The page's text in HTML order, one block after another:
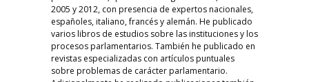
2005 y 2012, con presencia de expertos nacionales,
españoles, italiano, francés y alemán. He publicado
varios libros de estudios sobre las instituciones y los
procesos parlamentarios. También he publicado en
revistas especializadas con artículos puntuales
sobre problemas de carácter parlamentario.